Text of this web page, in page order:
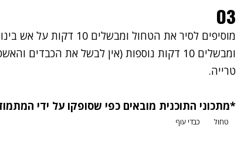
03
מוסיפים לסיר את הטחול
ומבשלים 10 דקות נוספות (אין לבשל את
טרייה.
*מתכוני התוכנית מובאים כפי שסופקו על ידי
טחול כבדי עוף